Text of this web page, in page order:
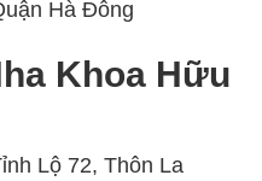
Hà Đông
Khoa Hữu
Lộ 72, Thôn La